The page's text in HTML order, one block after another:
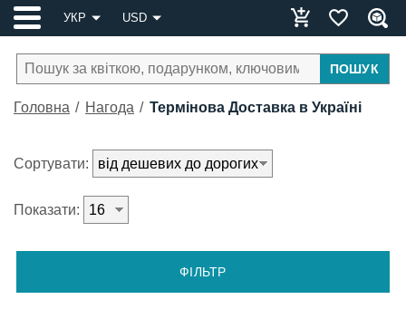
УКР USD
ПОШУК
Головна Нагода Термінова Доставка в Україні
Сортувати:
Показати:
ФІЛЬТР